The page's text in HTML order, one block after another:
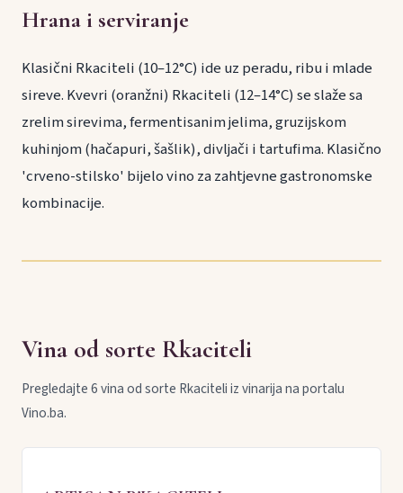
Hrana i serviranje
Klasični Rkaciteli (10–12°C) ide uz peradu, ribu i mlade
sireve. Kvevri (oranžni) Rkaciteli (12–14°C) se slaže sa
zrelim sirevima, fermentisanim jelima, gruzijskom
kuhinjom (hačapuri, šaš­lik), divljači i tartufima. Klasično
'crveno-stilsko' bijelo vino za zahtjevne gastronomske
kombinacije.
Vina od sorte Rkaciteli
Pregledajte 6 vina od sorte Rkaciteli iz vinarija na portalu
Vino.ba.